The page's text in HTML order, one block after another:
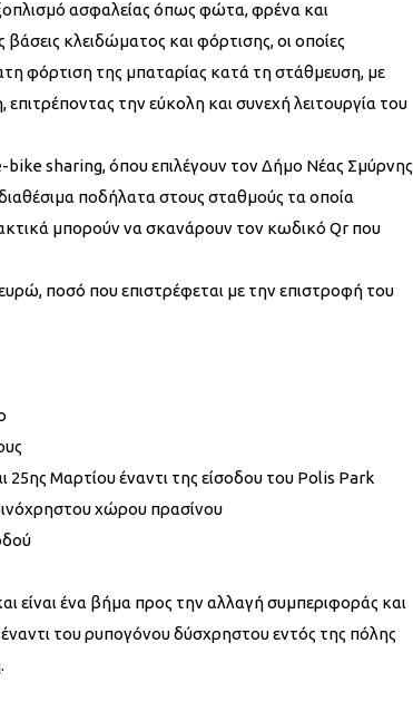
ασφαλείας όπως φώτα, φρένα και
κλειδώματος και φόρτισης, οι οποίες
φόρτιση της μπαταρίας κατά τη στάθμευση, με
την εύκολη και συνεχή λειτουργία του
sharing, όπου επιλέγουν τον Δήμο Νέας Σμύρνης
ποδήλατα στους σταθμούς τα οποία
μπορούν να σκανάρουν τον κωδικό Qr που
ποσό που επιστρέφεται με την επιστροφή του
Μαρτίου έναντι της είσοδου του Polis Park
χώρου πρασίνου
είναι ένα βήμα προς την αλλαγή συμπεριφοράς και
του ρυπογόνου δύσχρηστου εντός της πόλης